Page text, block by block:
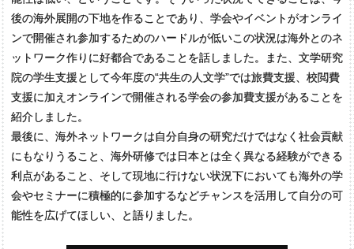
後の海外展開の下地を作ることであり、学会やイベントがオンライ
ンで開催され参加するためのハードルが低いこの状況は海外とのネ
ットワーク作りに好都合であることを話しました。また、文学研究
院の学生支援として今年度の“共生の人文学”では旅費支援、校閲費
支援に加えオンラインで開催される学会の参加費支援があることを
紹介しました。
最後に、海外ネットワークは自分自身の研究だけではなく社会貢献
にもなりうること、海外研修では日本とは全く異なる経験ができる
利点があること、そして現地に行けない状況下においても海外の学
会やセミナーに積極的に参加するなどチャンスを活用して自分の可
能性を広げてほしい、と語りました。